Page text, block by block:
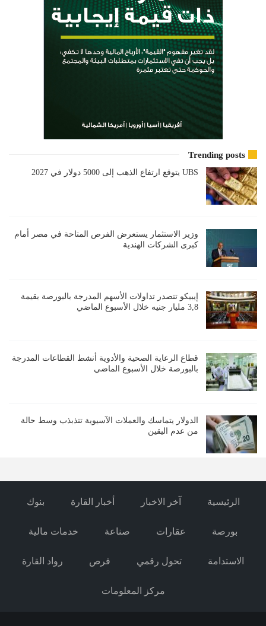
Trending posts
UBS يتوقع ارتفاع الذهب إلى 5000 دولار في 2027
وزير الاستثمار يستعرض الفرص المتاحة في مصر أمام
كبرى الشركات الهندية
إيبيكو تتصدر تداولات الأسهم المدرجة بالبورصة بقيمة
3,8 مليار جنيه خلال الأسبوع الماضي
قطاع الرعاية الصحية والأدوية أنشط القطاعات المدرجة
بالبورصة خلال الأسبوع الماضي
الدولار يتماسك والعملات الآسيوية تتذبذب وسط حالة
من عدم اليقين
الرئيسية آخر الاخبار أخبار القارة بنوك
بورصة عقارات صناعة خدمات مالية
الاستدامة تحول رقمي فرص رواد القارة
مركز المعلومات